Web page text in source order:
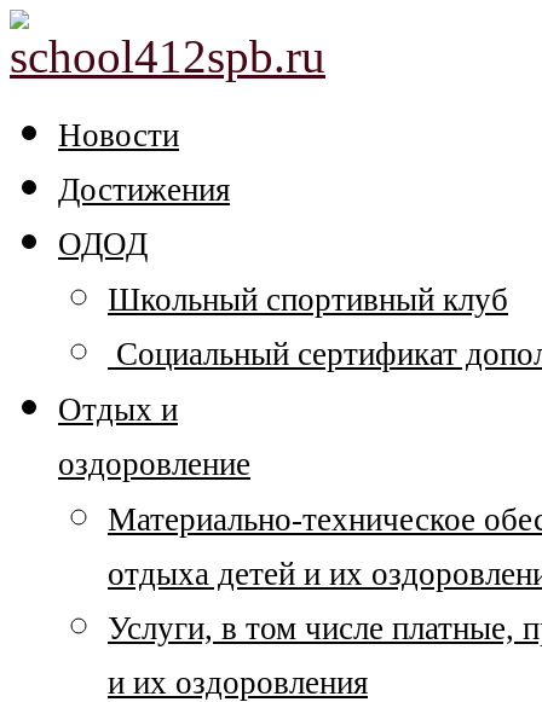
Новости
Достижения
ОДОД
Школьный спортивный клуб
Социальный сертификат
Отдых и
оздоровление
Материально-техническое
отдыха детей и их
Услуги, в том числе платные,
и их оздоровления